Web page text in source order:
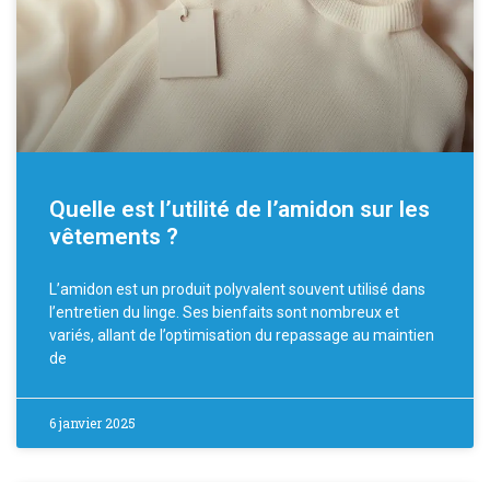
Quelle est l’utilité de l’amidon sur les
vêtements ?
L’amidon est un produit polyvalent souvent utilisé dans
l’entretien du linge. Ses bienfaits sont nombreux et
variés, allant de l’optimisation du repassage au maintien
de
6 janvier 2025